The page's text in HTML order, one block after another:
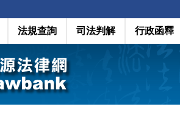
法規查詢 司法判解 行政函釋